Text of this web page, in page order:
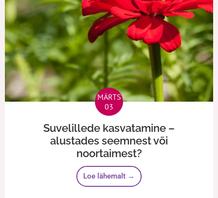
MÄRTS
03
Suvelillede kasvatamine –
alustades seemnest või
noortaimest?
Loe lähemalt →